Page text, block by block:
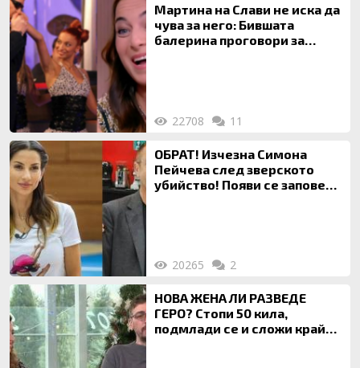
Мартина на Слави не иска да
чува за него: Бившата
балерина проговори за
22708 11
ОБРАТ! Изчезна Симона
Пейчева след зверското
убийство! Появи се заповед
20265 2
НОВА ЖЕНА ЛИ РАЗВЕДЕ
ГЕРО? Стопи 50 кила,
подмлади се и сложи край